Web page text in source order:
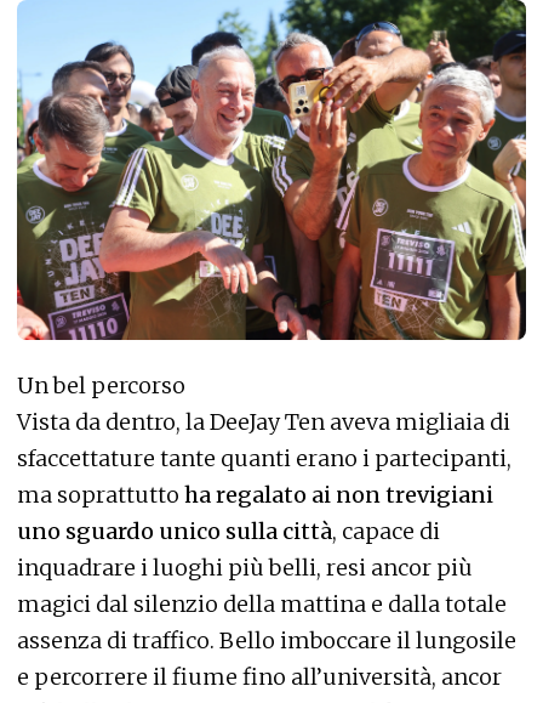
Un bel percorso
Vista da dentro, la DeeJay Ten aveva migliaia di
sfaccettature tante quanti erano i partecipanti,
ma soprattutto ha regalato ai non trevigiani
uno sguardo unico sulla città, capace di
inquadrare i luoghi più belli, resi ancor più
magici dal silenzio della mattina e dalla totale
assenza di traffico. Bello imboccare il lungosile
e percorrere il fiume fino all’università, ancor